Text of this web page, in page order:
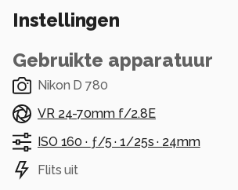
Instellingen
Gebruikte apparatuur
Nikon D 780
VR 24-70mm f/2.8E
ISO 160 · ƒ/5 ·1/25s · 24mm
Flits uit